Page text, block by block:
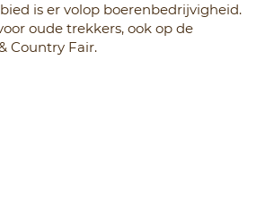
is er volop boerenbedrijvigheid.
oude trekkers, ook op de
Country Fair.